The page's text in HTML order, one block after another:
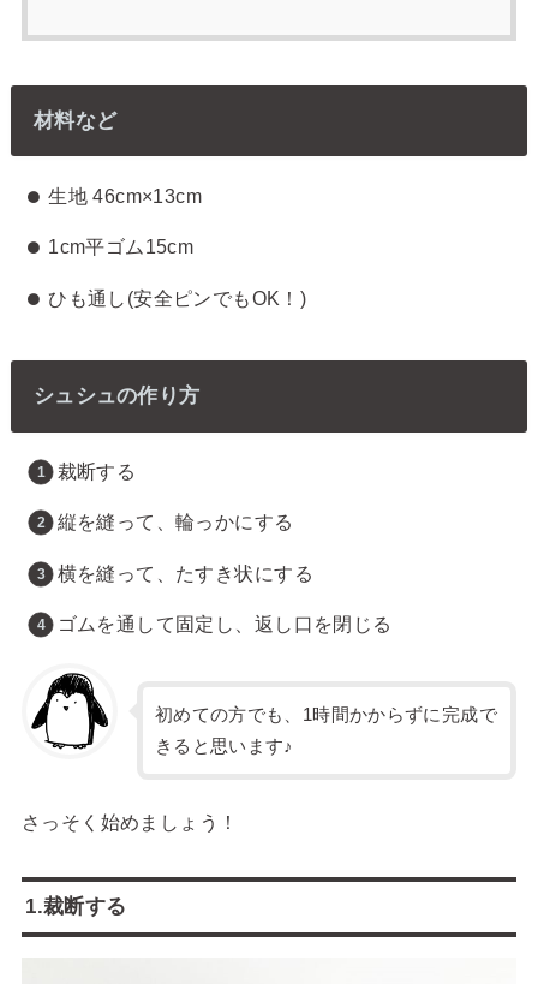
材料など
生地 46cm×13cm
1cm平ゴム15cm
ひも通し(安全ピンでもOK！)
シュシュの作り方
裁断する
縦を縫って、輪っかにする
横を縫って、たすき状にする
ゴムを通して固定し、返し口を閉じる
初めての方でも、1時間かからずに完成で
きると思います♪
さっそく始めましょう！
1.裁断する